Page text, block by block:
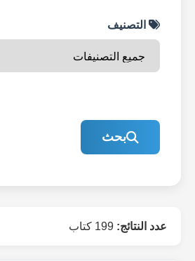
التصنيف
بحث
عدد النتائج: